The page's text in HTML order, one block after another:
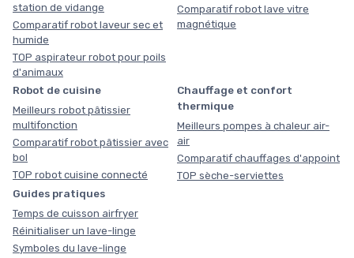
station de vidange
Comparatif robot laveur sec et
humide
TOP aspirateur robot pour poils
d'animaux
Comparatif robot lave vitre
magnétique
Robot de cuisine
Meilleurs robot pâtissier
multifonction
Comparatif robot pâtissier avec
bol
TOP robot cuisine connecté
Chauffage et confort
thermique
Meilleurs pompes à chaleur air-
air
Comparatif chauffages d'appoint
TOP sèche-serviettes
Guides pratiques
Temps de cuisson airfryer
Réinitialiser un lave-linge
Symboles du lave-linge